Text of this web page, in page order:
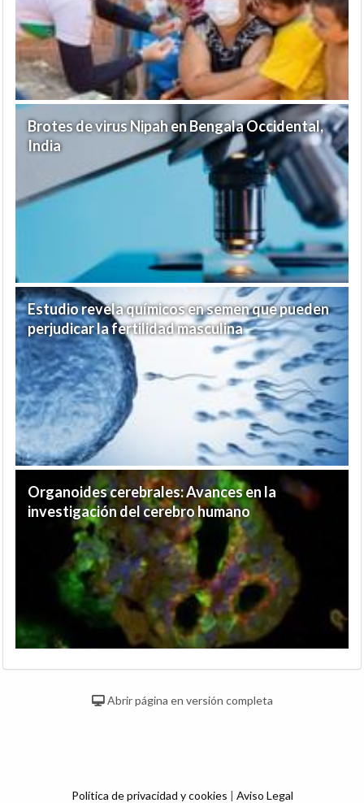
Brotes de virus Nipah en Bengala Occidental,
India
Estudio revela químicos en semen que pueden
perjudicar la fertilidad masculina
Organoides cerebrales: Avances en la
investigación del cerebro humano
Abrir página en versión completa
Política de privacidad y cookies | Aviso Legal